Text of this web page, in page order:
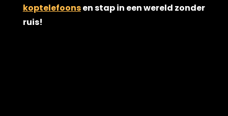
koptelefoonsen stap in een wereld zonder
ruis!